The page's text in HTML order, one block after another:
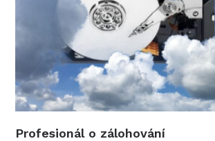
Profesionál o zálohování